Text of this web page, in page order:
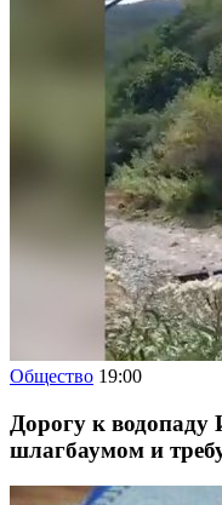
Общество 19:00
Дорогу к
шлагбаумом и